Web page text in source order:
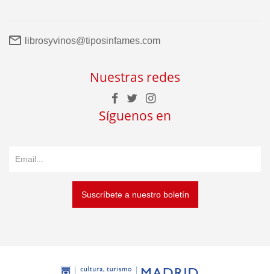
librosyvinos@tiposinfames.com
Nuestras redes
Síguenos en
Suscríbete a nuestro boletín